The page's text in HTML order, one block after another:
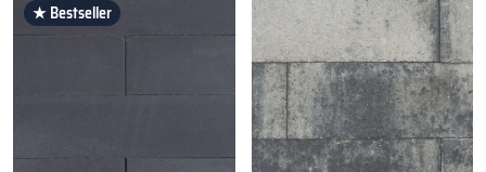
★ Bestseller